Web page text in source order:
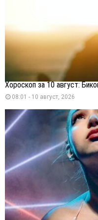
Хороскоп за 10 август:
08:01 - 10 август, 2026